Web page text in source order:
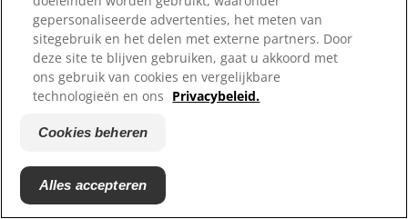
Vind de juiste voeding
voor uw huisdier
Krijg persoonlijk aanbeveling
Algemene voorwaarden
Juridisch & privacybeleid
Juridische verklaring
Cookies beheren
gepersonaliseerde advertenties, het meten van
sitegebruik en het delen met externe partners. Door
deze site te blijven gebruiken, gaat u akkoord met
ons gebruik van cookies en vergelijkbare
technologieën en ons Privacybeleid.
Cookies beheren
Alles accepteren